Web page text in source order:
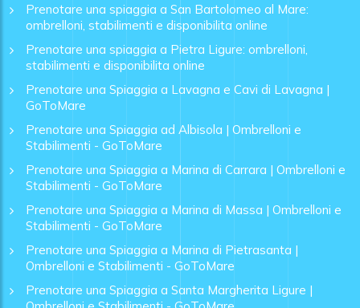
Prenotare una spiaggia a San Bartolomeo al Mare:
ombrelloni, stabilimenti e disponibilita online
Prenotare una spiaggia a Pietra Ligure: ombrelloni,
stabilimenti e disponibilita online
Prenotare una Spiaggia a Lavagna e Cavi di Lavagna |
GoToMare
Prenotare una Spiaggia ad Albisola | Ombrelloni e
Stabilimenti - GoToMare
Prenotare una Spiaggia a Marina di Carrara | Ombrelloni e
Stabilimenti - GoToMare
Prenotare una Spiaggia a Marina di Massa | Ombrelloni e
Stabilimenti - GoToMare
Prenotare una Spiaggia a Marina di Pietrasanta |
Ombrelloni e Stabilimenti - GoToMare
Prenotare una Spiaggia a Santa Margherita Ligure |